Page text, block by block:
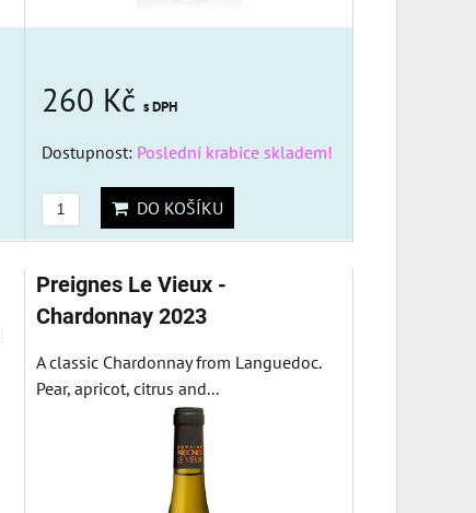
260 Kčs DPH
Dostupnost: Poslední krabice skladem!
DO KOŠÍKU
Preignes Le Vieux -
Chardonnay 2023
A classic Chardonnay from Languedoc.
Pear, apricot, citrus and...